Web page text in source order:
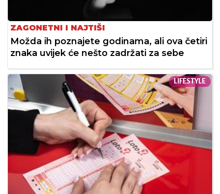
ZAGONETNI I NAJTIŠI
Možda ih poznajete godinama, ali ova četiri
znaka uvijek će nešto zadržati za sebe
LIFESTYLE